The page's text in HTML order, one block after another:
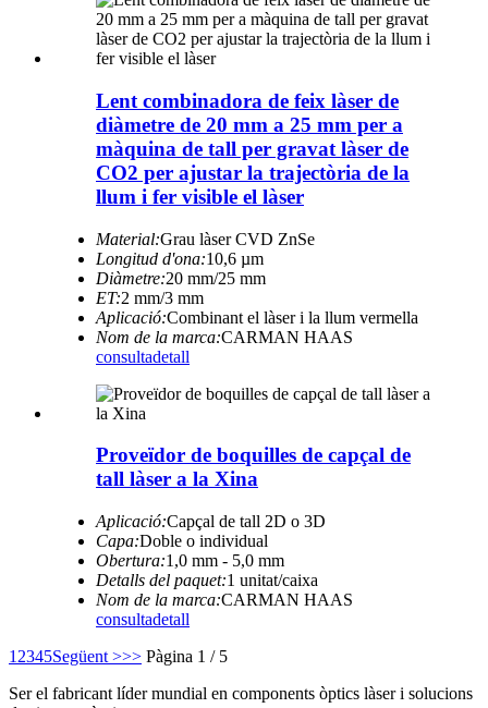
Lent combinadora de feix làser de
diàmetre de 20 mm a 25 mm per a
màquina de tall per gravat làser de
CO2 per ajustar la trajectòria de la
llum i fer visible el làser
Material:Grau làser CVD ZnSe
Longitud d'ona:10,6 µm
Diàmetre:20 mm/25 mm
ET:2 mm/3 mm
Aplicació:Combinant el làser i la llum vermella
Nom de la marca:CARMAN HAAS
consultadetall
Proveïdor de boquilles de capçal de
tall làser a la Xina
Aplicació:Capçal de tall 2D o 3D
Capa:Doble o individual
Obertura:1,0 mm - 5,0 mm
Detalls del paquet:1 unitat/caixa
Nom de la marca:CARMAN HAAS
consultadetall
1 2345Següent >>> Pàgina 1 / 5
Ser el fabricant líder mundial en components òptics làser i solucions